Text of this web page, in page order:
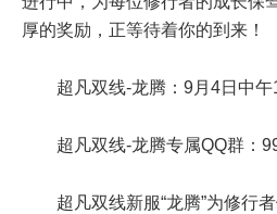
厚的奖励，正等待着你的到来！
超凡双线-龙腾：9月4日中午
超凡双线-龙腾专属QQ群：
超凡双线新服“龙腾”为修行